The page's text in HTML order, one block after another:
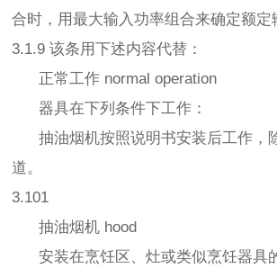
合时，用最大输入功率组合来确定额定
3.1.9 该条用下述内容代替：
正常工作 normal operation
器具在下列条件下工作：
抽油烟机按照说明书安装后工作，
道。
3.101
抽油烟机 hood
安装在烹饪区、灶或类似烹饪器具